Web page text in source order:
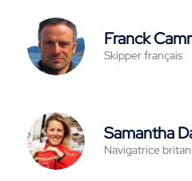
Franck
Skipper français
Samantha
Navigatrice